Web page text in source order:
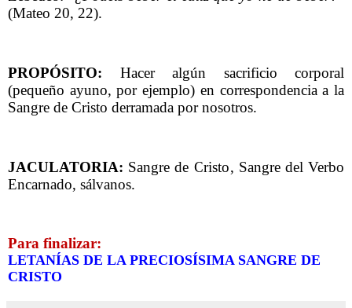
(Mateo 20, 22).
PROPÓSITO: Hacer algún sacrificio corporal
(pequeño ayuno, por ejemplo) en correspondencia a la
Sangre de Cristo derramada por nosotros.
JACULATORIA: Sangre de Cristo, Sangre del Verbo
Encarnado, sálvanos.
Para finalizar:
LETANÍAS DE LA PRECIOSÍSIMA SANGRE DE
CRISTO